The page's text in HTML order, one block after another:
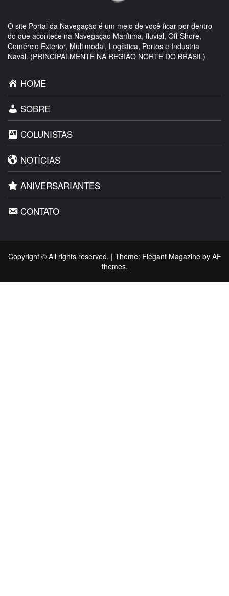
O site Portal da Navegação é um meio de você ficar por dentro
do que acontece na Navegação Marítima, fluvial, Off-Shore,
Comércio Exterior, Multimodal, Logística, Portos e Industria
Naval. (PRINCIPALMENTE NA REGIÃO NORTE DO BRASIL)
HOME
SOBRE
COLUNISTAS
NOTÍCIAS
ANIVERSARIANTES
CONTATO
Copyright © All rights reserved. | Theme: Elegant Magazineby AF
themes.